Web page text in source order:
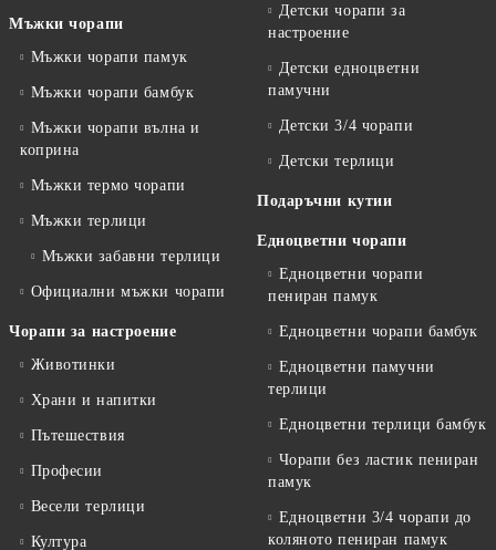
Мъжки чорапи
Мъжки чорапи памук
Мъжки чорапи бамбук
Мъжки чорапи вълна и
коприна
Мъжки термо чорапи
Мъжки терлици
Мъжки забавни терлици
Официални мъжки чорапи
Чорапи за настроение
Животинки
Храни и напитки
Пътешествия
Професии
Весели терлици
Култура
Детски чорапи за
настроение
Детски едноцветни
памучни
Детски 3/4 чорапи
Детски терлици
Подаръчни кутии
Едноцветни чорапи
Едноцветни чорапи
пениран памук
Едноцветни чорапи бамбук
Едноцветни памучни
терлици
Едноцветни терлици бамбук
Чорапи без ластик пениран
памук
Едноцветни 3/4 чорапи до
коляното пениран памук